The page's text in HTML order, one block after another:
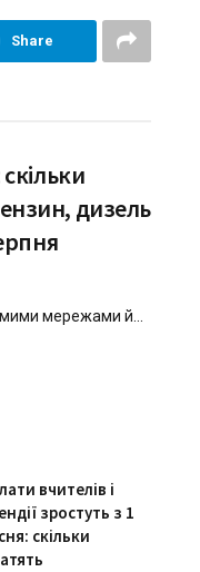
Share
дизель
мережами й...
вчителів і
зростуть з 1
скільки